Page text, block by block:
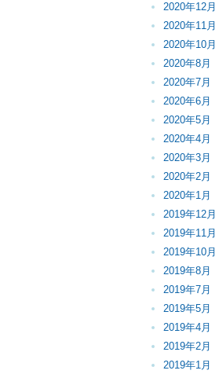
2020年12月
2020年11月
2020年10月
2020年8月
2020年7月
2020年6月
2020年5月
2020年4月
2020年3月
2020年2月
2020年1月
2019年12月
2019年11月
2019年10月
2019年8月
2019年7月
2019年5月
2019年4月
2019年2月
2019年1月